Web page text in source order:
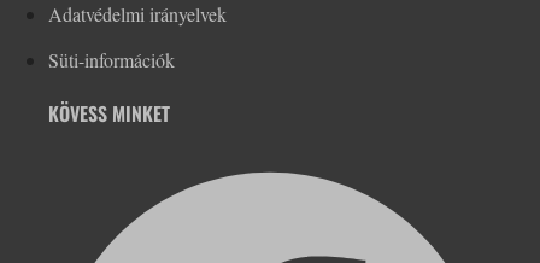
Adatvédelmi irányelvek
Süti-információk
KÖVESS MINKET